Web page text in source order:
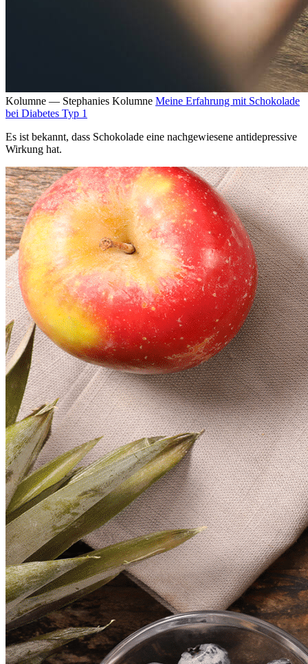
Kolumne — Stephanies Kolumne Meine Erfahrung mit Schokolade
bei Diabetes Typ 1
Es ist bekannt, dass Schokolade eine nachgewiesene antidepressive
Wirkung hat.